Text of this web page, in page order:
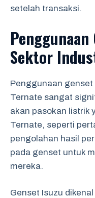
setelah transaksi.
Sektor
Penggunaan
Ternate sangat
akan pasokan listrik
Ternate, seperti
pengolahan hasil
pada genset untuk
mereka.
Genset Isuzu